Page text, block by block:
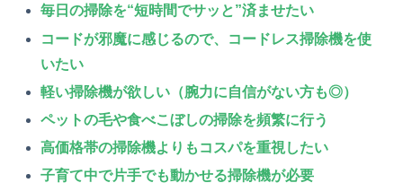
毎日の掃除を“短時間でサッと”済ませたい
コードが邪魔に感じるので、コードレス掃除機を使
いたい
軽い掃除機が欲しい（腕力に自信がない方も◎）
ペットの毛や食べこぼしの掃除を頻繁に行う
高価格帯の掃除機よりもコスパを重視したい
子育て中で片手でも動かせる掃除機が必要